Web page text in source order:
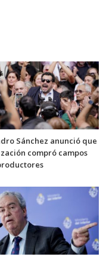
Sánchez anunció que
compró campos